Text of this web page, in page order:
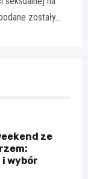
zostały…
ze
wybór